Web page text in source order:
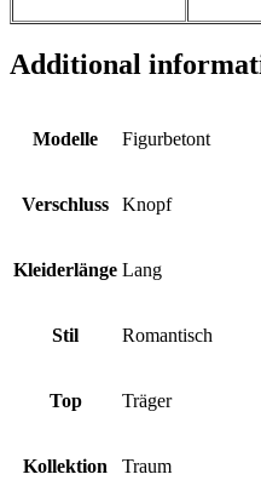
Additional
Modelle Figurbetont
Verschluss Knopf
Kleiderlänge Lang
Stil Romantisch
Top Träger
Kollektion Traum